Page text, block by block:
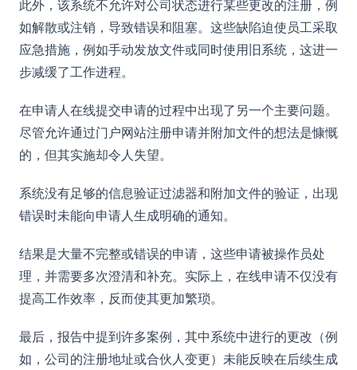
此外，该系统不允许对公司状态进行某些更改的注册，例
如解散或注销，导致错误和阻塞。这些缺陷迫使员工采取
应急措施，例如手动发放文件或同时使用旧系统，这进一
步减缓了工作进程。
在申请人在线提交申请的过程中出现了另一个主要问题。
尽管允许通过门户网站注册申请并附加文件的想法是慷慨
的，但其实施却令人失望。
系统没有足够的信息验证过滤器和附加文件的验证，出现
错误时未能向申请人生成明确的通知。
结果是大量不完整或错误的申请，这些申请被操作员处
理，并需要多次澄清和补充。实际上，在线申请不仅没有
提高工作效率，反而使其更加繁琐。
最后，报告中提到许多案例，其中系统中进行的更改（例
如，公司的注册地址或合伙人变更）未能反映在后续生成